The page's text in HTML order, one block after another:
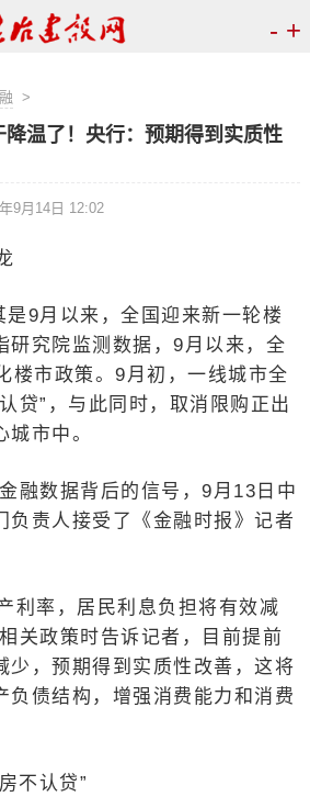
- +
>
温了！央行：预期得到实质性
9月14日 12:02
是9月以来，全国迎来新一轮楼
研究院监测数据，9月以来，全
楼市政策。9月初，一线城市全
贷”，与此同时，取消限购正出
市中。
融数据背后的信号，9月13日中
负责人接受了《金融时报》记者
利率，居民利息负担将有效减
关政策时告诉记者，目前提前
少，预期得到实质性改善，这将
负债结构，增强消费能力和消费
不认贷”